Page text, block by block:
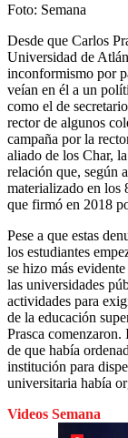
Foto: Semana
Desde que Carlos
Universidad de
inconformismo por
veían en él a un
como el de
rector de algunos
campaña por la
aliado de los Char,
relación que, según
materializado en los
que firmó en 2018
Pese a que estas
los estudiantes
se hizo más
las universidades
actividades para
de la educación
Prasca
de que había
institución para
universitaria había
Videos Semana